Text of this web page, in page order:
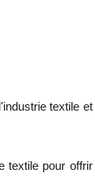
textile et
textile pour offrir